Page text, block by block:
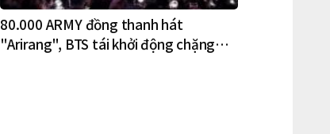
80.000 ARMY đồng thanh hát
"Arirang", BTS tái khởi động chặng